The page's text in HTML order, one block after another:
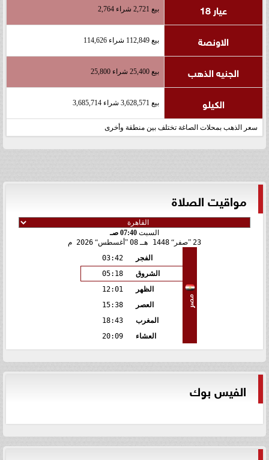
عيار 18 بيع 2,721 شراء 2,764
الاونصة بيع 112,849 شراء 114,626
الجنيه الذهب بيع 25,400 شراء 25,800
الكيلو بيع 3,628,571 شراء 3,685,714
سعر الذهب بمحلات الصاغة تختلف بين منطقة وأخرى
مواقيت الصلاة
السبت 07:40 صـ
23 صفر 1448 هـ 08 أغسطس 2026 م
مصر
الفجر
03:42
الشروق
05:18
الظهر
12:01
العصر
15:38
المغرب
18:43
العشاء
20:09
الفيس بوك